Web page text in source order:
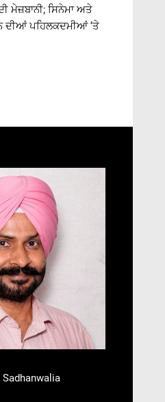
ਮੇਜ਼ਬਾਨੀ; ਸਿਨੇਮਾ ਅਤੇ
ਦੀਆਂ ਪਹਿਲਕਦਮੀਆਂ ‘ਤੇ